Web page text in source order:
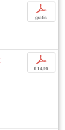
p
gratis
p
€ 14,95